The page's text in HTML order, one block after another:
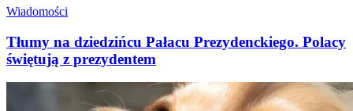
Wiadomości
Tłumy na dziedzińcu Pałacu Prezydenckiego. Polacy
świętują z prezydentem